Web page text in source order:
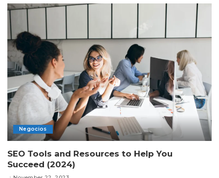
Negocios
SEO Tools and Resources to Help You
Succeed (2024)